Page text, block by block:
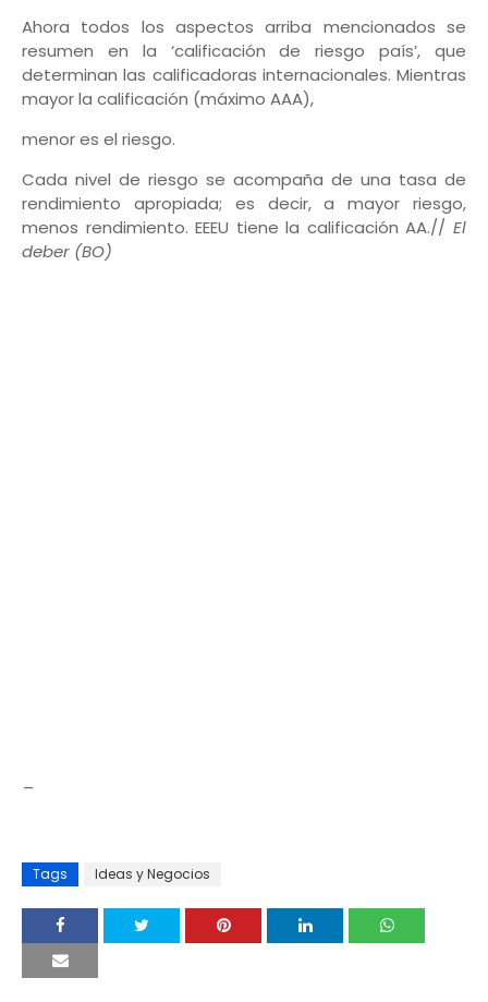
Ahora todos los aspectos arriba mencionados se
resumen en la ‘calificación de riesgo país’, que
determinan las calificadoras internacionales. Mientras
mayor la calificación (máximo AAA),
menor es el riesgo.
Cada nivel de riesgo se acompaña de una tasa de
rendimiento apropiada; es decir, a mayor riesgo,
menos rendimiento. EEEU tiene la calificación AA.// El
deber (BO)
Tags Ideas y Negocios